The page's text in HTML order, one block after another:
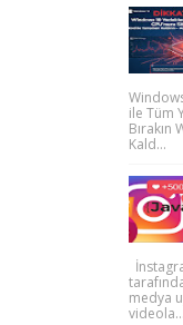
ile Tüm
Kald...
medya
videola...